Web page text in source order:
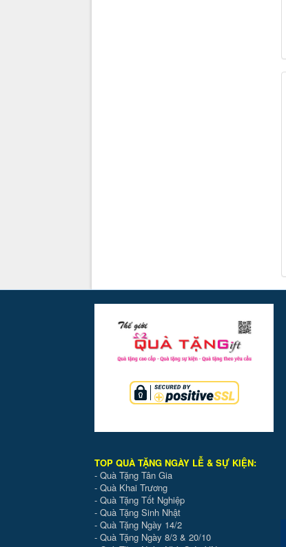
TOP QUÀ TẶNG NGÀY LỄ & SỰ KIỆN:
- Quà Tặng Tân Gia
- Quà Khai Trương
- Quà Tặng Tốt Nghiệp
- Quà Tặng Sinh Nhật
- Quà Tặng Ngày 14/2
- Quà Tặng Ngày 8/3 & 20/10